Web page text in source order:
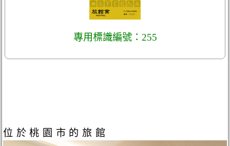
專用標識編號：255
位於桃園市的旅館